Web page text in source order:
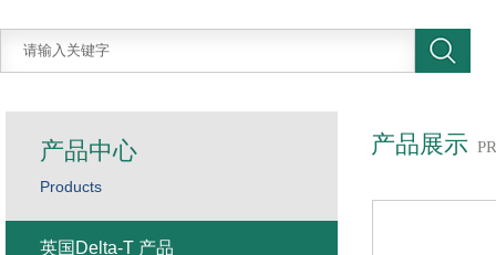
产品展示
产品中心
Products
英国Delta-T 产品